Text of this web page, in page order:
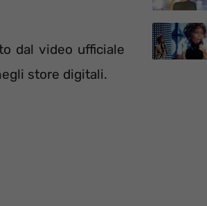
dal video ufficiale
store digitali.